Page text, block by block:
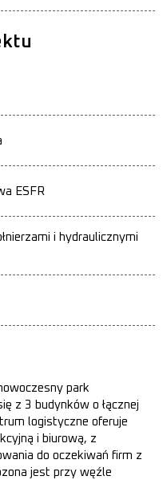
ESFR
i hydraulicznymi
park
z 3 budynków o łącznej
logistyczne oferuje
i biurową, z
do oczekiwań firm z
jest przy węźle